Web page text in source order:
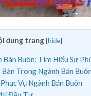
dung trang[hide]
Buôn: Tìm Hiểu Sự
Trong Ngành Bán Buôn
Vụ Ngành Bán Buôn